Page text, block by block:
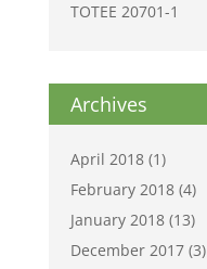
ΤΟΤΕΕ 20701-1
Archives
April 2018(1)
February 2018(4)
January 2018(13)
December 2017(3)